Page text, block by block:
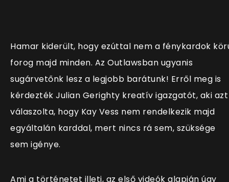
Hamar kiderült, hogy ezúttal nem a fénykardok
forog majd minden. Az Outlawsban ugyanis
sugárvetőnk lesz a legjobb barátunk! Erről meg is
kérdezték Julian Gerighty kreatív igazgatót, aki azt
válaszolta, hogy Kay Vess nem rendelkezik majd
egyáltalán karddal, mert nincs rá sem, szüksége
sem igénye.
Ami a történetet illeti, az első videók alapján úgy